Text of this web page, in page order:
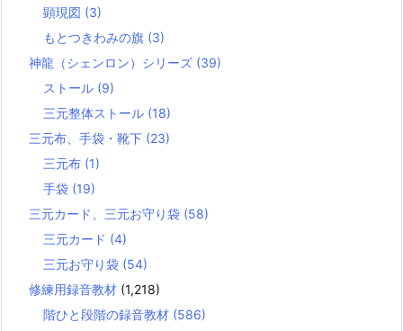
顕現図 (3)
もとつきわみの旗 (3)
神龍（シェンロン）シリーズ (39)
ストール (9)
三元整体ストール (18)
三元布、手袋・靴下 (23)
三元布 (1)
手袋 (19)
三元カード、三元お守り袋 (58)
三元カード (4)
三元お守り袋 (54)
修練用録音教材 (1,218)
階ひと段階の録音教材 (586)